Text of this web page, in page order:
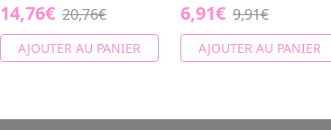
14,76€ 20,76€
AJOUTER AU PANIER
6,91€ 9,91€
AJOUTER AU PANIER